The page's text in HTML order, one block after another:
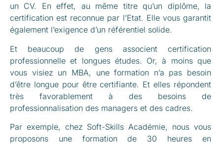
un CV. En effet, au même titre qu’un diplôme, la
certification est reconnue par l’Etat. Elle vous garantit
également l’exigence d’un référentiel solide.
Et beaucoup de gens associent certification
professionnelle et longues études. Or, à moins que
vous visiez un MBA, une formation n’a pas besoin
d’être longue pour être certifiante. Et elles répondent
très favorablement à des besoins de
professionnalisation des managers et des cadres.
Par exemple, chez Soft-Skills Académie, nous vous
proposons une formation de 30 heures en